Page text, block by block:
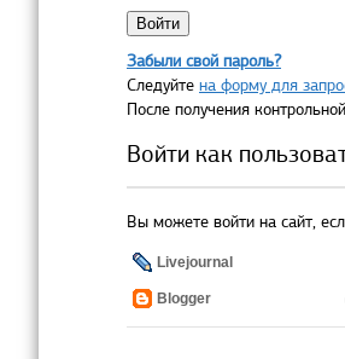
Забыли свой пароль?
Следуйте на форму для
После получения
Войти как
Вы можете войти на сайт,
Livejournal
Blogger